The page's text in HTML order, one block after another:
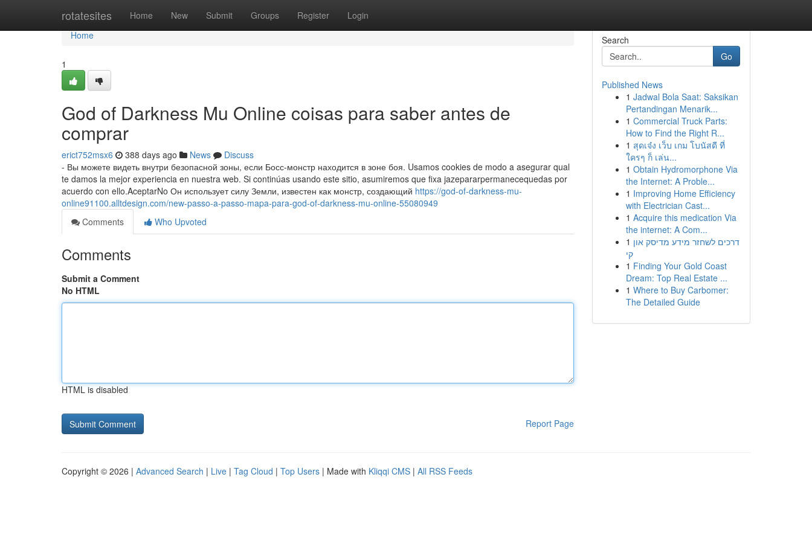
rotatesites Home New Submit Groups Register Login
Home
Home
1
God of Darkness Mu Online coisas para saber antes de
comprar
erict752msx6 388 days ago News
Discuss
- Вы можете видеть внутри безопасной зоны, если Босс-монстр находится в зоне боя. Usamos cookies de modo a asegurar qual
te damos la mejor experiencia en nuestra web. Si continúas usando este sitio, asumiremos que fixa jazepararpermanecequedas por
acuerdo con ello.AceptarNo Он использует силу Земли, известен как монстр, создающий https://god-of-darkness-mu-
online91100.alltdesign.com/new-passo-a-passo-mapa-para-god-of-darkness-mu-online-55080949
Comments
Who Upvoted
Comments
Submit a Comment
No HTML
HTML is disabled
Report Page
Search
Go
Published News
1 Jadwal Bola Saat: Saksikan
Pertandingan Menarik...
1 Commercial Truck Parts:
How to Find the Right R...
1 สุดเจ๋ง เว็บ เกม โบนัสดี ที่
ใครๆ ก็ เล่น...
1 Obtain Hydromorphone Via
the Internet: A Proble...
1 Improving Home Efficiency
with Electrician Cast...
1 Acquire this medication Via
the internet: A Com...
1 דרכים לשחזר מידע מדיסק און
קי
1 Finding Your Gold Coast
Dream: Top Real Estate ...
1 Where to Buy Carbomer:
The Detailed Guide
Copyright © 2026 | Advanced Search | Live | Tag Cloud | Top Users | Made with Kliqqi CMS | All RSS Feeds